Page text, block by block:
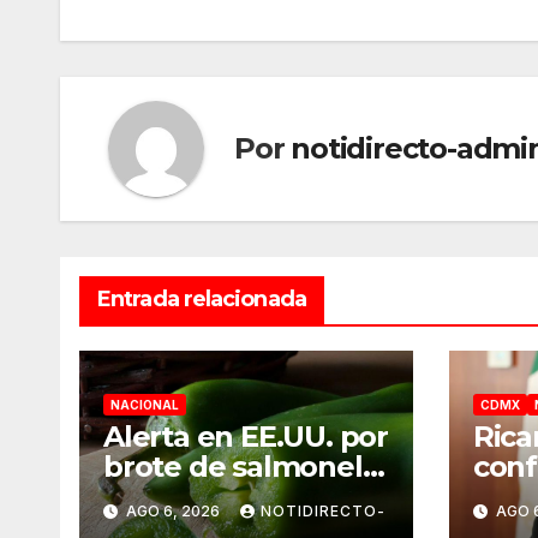
Por notidirecto-
Entrada relacionada
NACIONAL
Alerta en EE.UU. por
brote de salmonela
ligado a jalapeños
mexicanos;
AGO 6, 2026 NOTIDIRECTO-
CDMX
AGO